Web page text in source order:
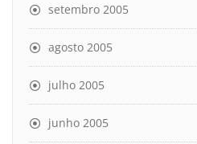
setembro 2005
agosto 2005
julho 2005
junho 2005